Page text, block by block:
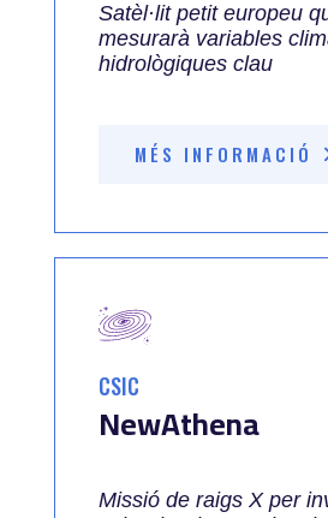
Satèl·lit petit europeu
mesurarà variables
hidrològiques clau
MÉS INFORMACIÓ
CSIC
NewAthena
Missió de raigs X per